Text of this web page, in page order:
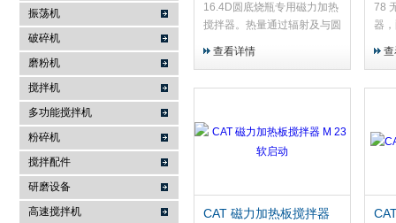
振荡机
破碎机
磨粉机
搅拌机
多功能搅拌机
粉碎机
搅拌配件
研磨设备
高速搅拌机
16.4D圆底烧瓶专用磁力加热
搅拌器。热量通过辐射及与圆
接接触传递。
查看详情
78
器
CAT 磁力加热板搅拌器